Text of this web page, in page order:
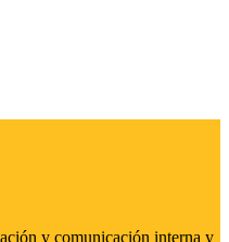
y comunicación interna y